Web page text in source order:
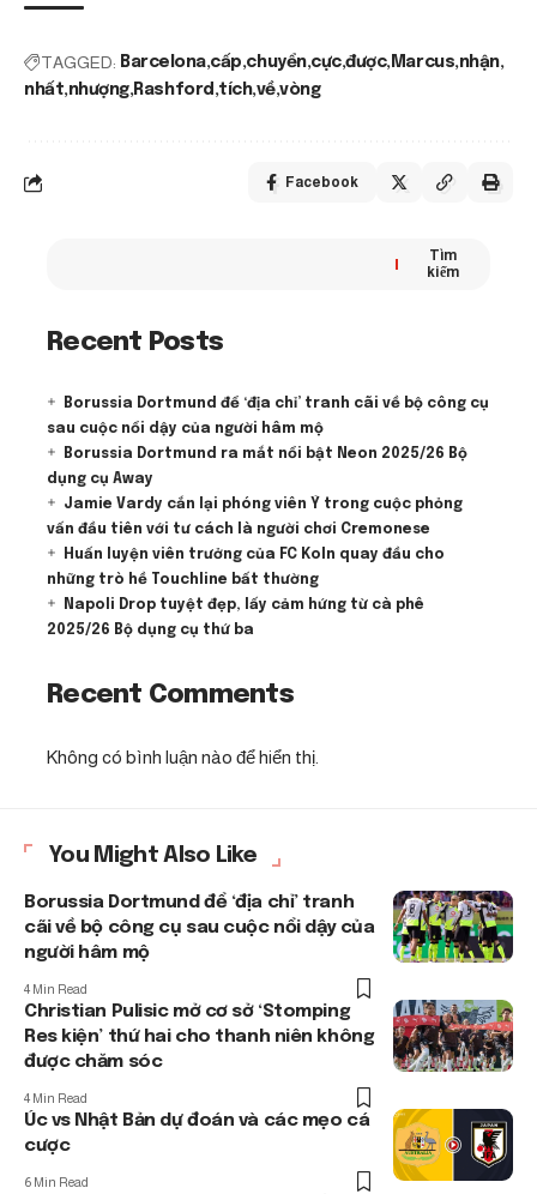
TAGGED: Barcelona cấp chuyển cực được Marcus nhận
nhất nhượng Rashford tích về vòng
Facebook
Tìm
kiếm
Recent Posts
Borussia Dortmund để ‘địa chỉ’ tranh cãi về bộ công cụ
sau cuộc nổi dậy của người hâm mộ
Borussia Dortmund ra mắt nổi bật Neon 2025/26 Bộ
dụng cụ Away
Jamie Vardy cắn lại phóng viên Ý trong cuộc phỏng
vấn đầu tiên với tư cách là người chơi Cremonese
Huấn luyện viên trưởng của FC Koln quay đầu cho
những trò hề Touchline bất thường
Napoli Drop tuyệt đẹp, lấy cảm hứng từ cà phê
2025/26 Bộ dụng cụ thứ ba
Recent Comments
Không có bình luận nào để hiển thị.
You Might Also Like
Borussia Dortmund để ‘địa chỉ’ tranh
cãi về bộ công cụ sau cuộc nổi dậy của
người hâm mộ
4 Min Read
Christian Pulisic mở cơ sở ‘Stomping
Res kiện’ thứ hai cho thanh niên không
được chăm sóc
4 Min Read
Úc vs Nhật Bản dự đoán và các mẹo cá
cược
6 Min Read